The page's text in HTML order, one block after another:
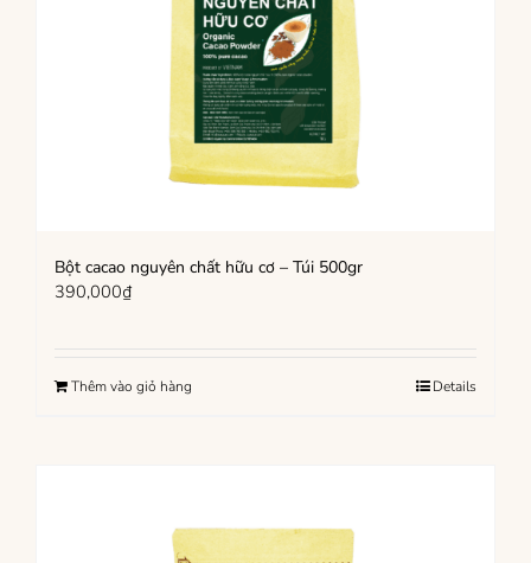
Bột cacao nguyên chất hữu cơ – Túi 500gr
390,000₫
Thêm vào giỏ hàng Details